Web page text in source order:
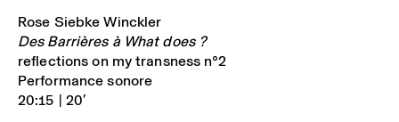
Rose Siebke Winckler
Des Barrières à What does ?
reflections on my transness n°2
Performance sonore
20:15 | 20′